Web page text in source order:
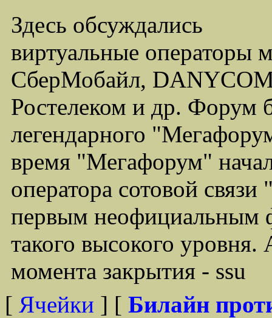
Здесь обсуждались
виртуальные операторы
СберМобайл,
Ростелеком и др. Форум
легендарного
время "Мегафорум"
оператора сотовой
первым неофициальным
такого высокого
момента закрытия - ssu
[ Ячейки ] [ Билайн